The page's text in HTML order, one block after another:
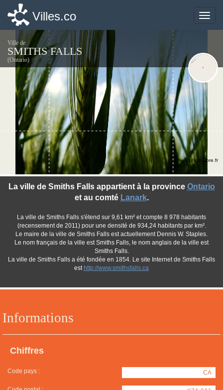
Toggle
Villes.co
Ville de
SMITHS FALLS
(Ontario)
Informations
Chiffres
Code pays : CA
La ville de Smiths Falls appartient à la province Ontario
et au comté Lanark.
La ville de Smiths Falls s'étend sur 9,61 km² et compte 8 978 habitants
(recensement de 2011) pour une densité de 934,24 habitants par km².
Le maire de la ville de Smiths Falls est actuellement Dennis W. Staples.
Le nom français de la ville est Smiths Falls, le nom anglais de la ville est
Smiths Falls.
La ville de Smiths Falls a été fondée en 1854. Le site Internet de Smiths Falls
est http://www.smithsfalls.ca
©photo-libre.fr
Toggle
Villes.co